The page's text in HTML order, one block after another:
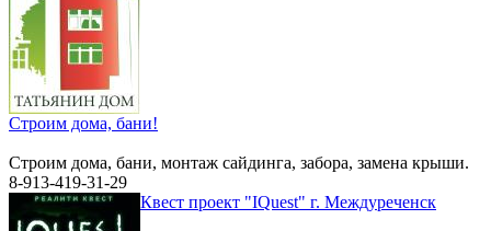
Строим дома, бани!
Строим дома, бани, монтаж сайдинга, забора, замена крыши.
8-913-419-31-29
Квест проект "IQuest" г. Междуреченск